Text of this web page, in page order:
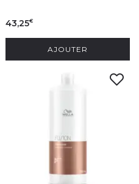
43,25€
AJOUTER